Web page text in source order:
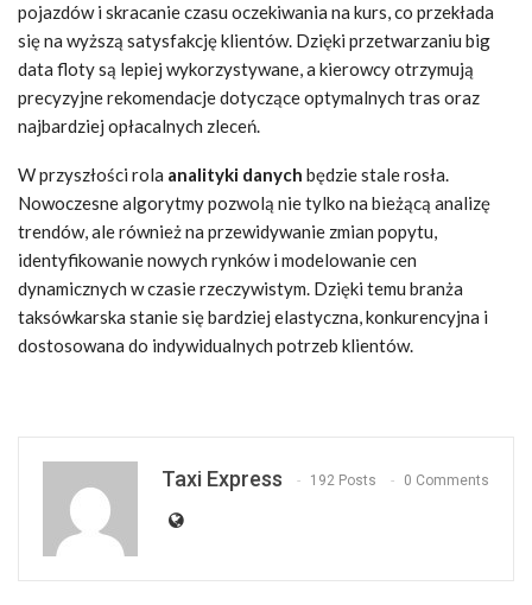
pojazdów i skracanie czasu oczekiwania na kurs, co przekłada
się na wyższą satysfakcję klientów. Dzięki przetwarzaniu big
data floty są lepiej wykorzystywane, a kierowcy otrzymują
precyzyjne rekomendacje dotyczące optymalnych tras oraz
najbardziej opłacalnych zleceń.
W przyszłości rola analityki danych będzie stale rosła.
Nowoczesne algorytmy pozwolą nie tylko na bieżącą analizę
trendów, ale również na przewidywanie zmian popytu,
identyfikowanie nowych rynków i modelowanie cen
dynamicznych w czasie rzeczywistym. Dzięki temu branża
taksówkarska stanie się bardziej elastyczna, konkurencyjna i
dostosowana do indywidualnych potrzeb klientów.
Taxi Express 192 Posts 0 Comments